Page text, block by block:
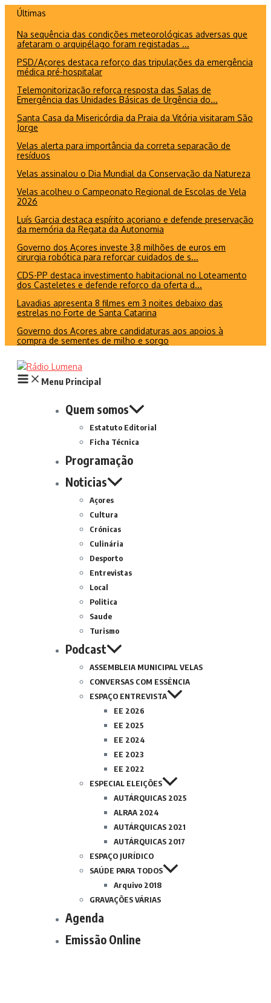
conteúdo
Últimas
Na sequência das condições meteorológicas adversas que
afetaram o arquipélago foram registadas ...
PSD/Açores destaca reforço das tripulações da emergência
médica pré-hospitalar
Telemonitorização reforça resposta das Salas de
Emergência das Unidades Básicas de Urgência do...
Santa Casa da Misericórdia da Praia da Vitória visitaram São
Jorge
Velas alerta para importância da correta separação de
resíduos
Velas assinalou o Dia Mundial da Conservação da Natureza
Velas acolheu o Campeonato Regional de Escolas de Vela
2026
Luís Garcia destaca espírito açoriano e defende preservação
da memória da Regata da Autonomia
Governo dos Açores investe 3,8 milhões de euros em
cirurgia robótica para reforçar cuidados de s...
CDS-PP destaca investimento habitacional no Loteamento
dos Casteletes e defende reforço da oferta d...
Lavadias apresenta 8 filmes em 3 noites debaixo das
estrelas no Forte de Santa Catarina
Governo dos Açores abre candidaturas aos apoios à
compra de sementes de milho e sorgo
Menu Principal
Quem somos
Estatuto Editorial
Ficha Técnica
Programação
Noticias
Açores
Cultura
Crónicas
Culinária
Desporto
Entrevistas
Local
Politica
Saude
Turismo
Podcast
ASSEMBLEIA MUNICIPAL VELAS
CONVERSAS COM ESSÊNCIA
ESPAÇO ENTREVISTA
EE 2026
EE 2025
EE 2024
EE 2023
EE 2022
ESPECIAL ELEIÇÕES
AUTÁRQUICAS 2025
ALRAA 2024
AUTÁRQUICAS 2021
AUTÁRQUICAS 2017
ESPAÇO JURÍDICO
SAÚDE PARA TODOS
Arquivo 2018
GRAVAÇÕES VÁRIAS
Agenda
Emissão Online